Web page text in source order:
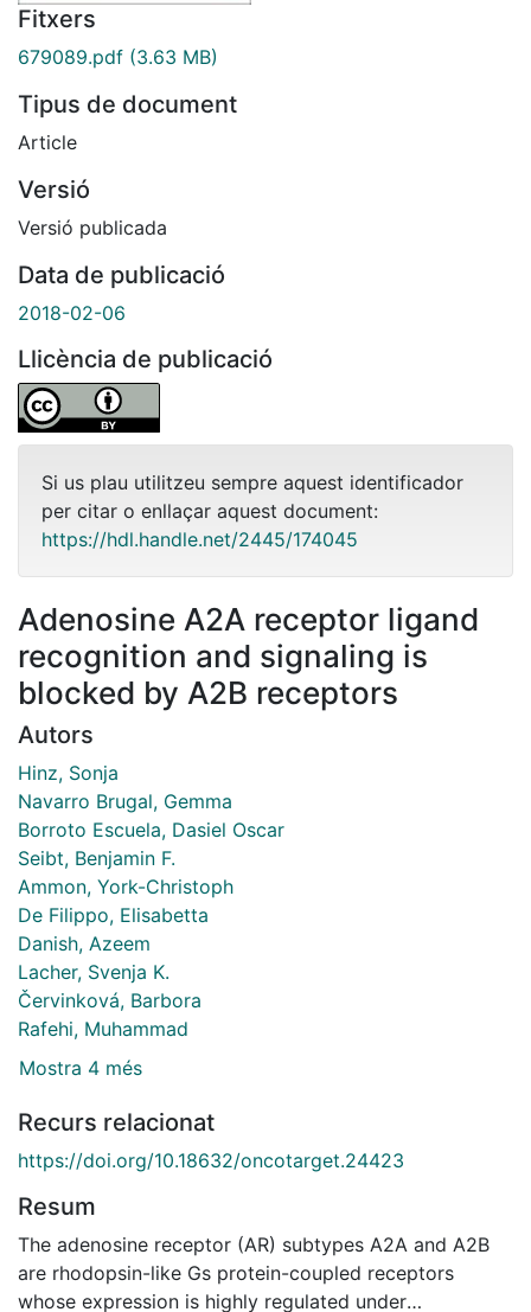
Fitxers
679089.pdf (3.63 MB)
Tipus de document
Article
Versió
Versió publicada
Data de publicació
2018-02-06
Llicència de publicació
Si us plau utilitzeu sempre aquest identificador
per citar o enllaçar aquest document:
https://hdl.handle.net/2445/174045
Adenosine A2A receptor ligand
recognition and signaling is
blocked by A2B receptors
Autors
Hinz, Sonja
Navarro Brugal, Gemma
Borroto Escuela, Dasiel Oscar
Seibt, Benjamin F.
Ammon, York-Christoph
De Filippo, Elisabetta
Danish, Azeem
Lacher, Svenja K.
Červinková, Barbora
Rafehi, Muhammad
Mostra 4 més
Recurs relacionat
https://doi.org/10.18632/oncotarget.24423
Resum
The adenosine receptor (AR) subtypes A2A and A2B
are rhodopsin-like Gs protein-coupled receptors
whose expression is highly regulated under